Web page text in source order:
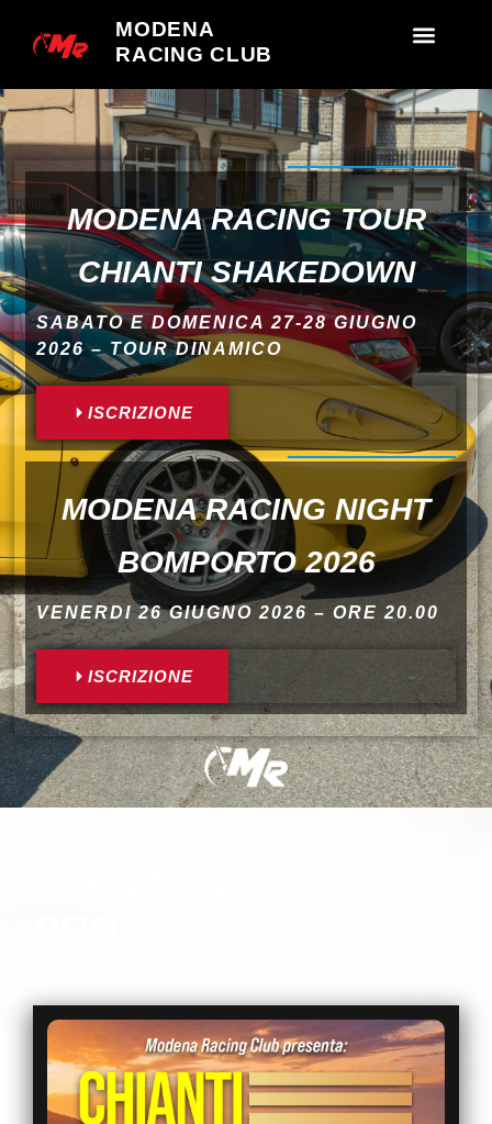
MODENA
RACING CLUB
MODENA RACING TOUR
CHIANTI SHAKEDOWN
SABATO E DOMENICA 27-28 GIUGNO
2026 – TOUR DINAMICO
ISCRIZIONE
MODENA RACING NIGHT
BOMPORTO 2026
VENERDI 26 GIUGNO 2026 – ORE 20.00
ISCRIZIONE